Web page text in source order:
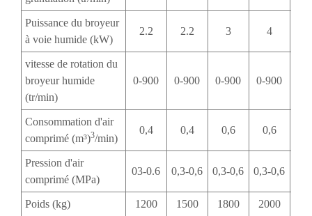
Puissance du broyeur
à voie humide (kW)
2.2 2.2 3 4
vitesse de rotation du
broyeur humide
(tr/min)
0-900 0-900 0-900 0-900
Consommation d'air
comprimé (m³)3/min)
0,4 0,4 0,6 0,6
Pression d'air
comprimé (MPa)
03-0.6 0,3-0,6 0,3-0,6 0,3-0,6
Poids (kg) 1200 1500 1800 2000